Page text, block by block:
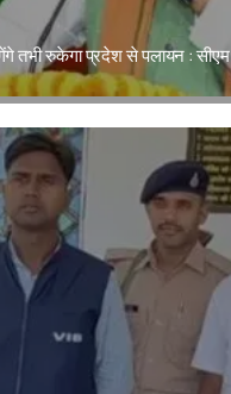
तभी रुकेगा प्रदेश से पलायन : सीएम